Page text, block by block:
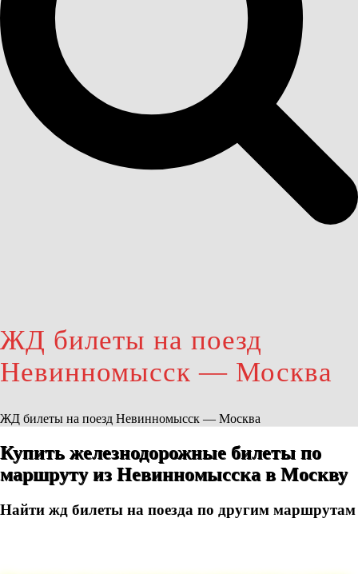
ЖД билеты на поезд
Невинномысск — Москва
ЖД билеты на поезд Невинномысск — Москва
Купить железнодорожные билеты по
маршруту из Невинномысска в Москву
Найти жд билеты на поезда по другим маршрутам